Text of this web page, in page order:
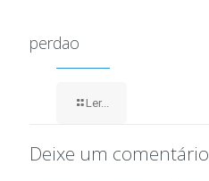
perdao
Ler...
Deixe um comentário